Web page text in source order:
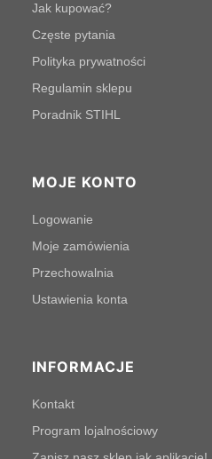
Jak kupować?
Częste pytania
Polityka prywatności
Regulamin sklepu
Poradnik STIHL
MOJE KONTO
Logowanie
Moje zamówienia
Przechowalnia
Ustawienia konta
INFORMACJE
Kontakt
Program lojalnościowy